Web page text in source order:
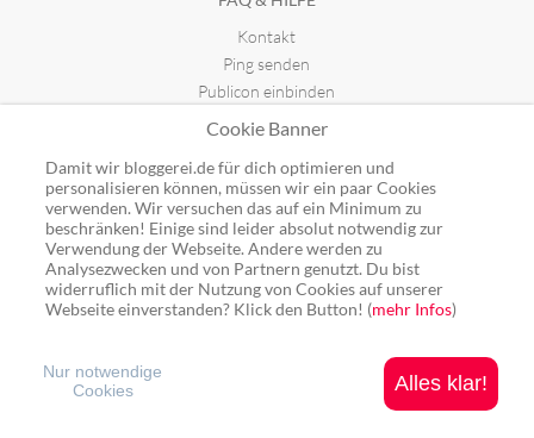
Kontakt
Ping senden
Publicon einbinden
GUTSCHEINE
Top-Gutscheine
Alle Shops
Ping: http://rpc.bloggerei.de/ping/ (*nur für angemeldete Blogs)
Cookie Banner
Damit wir bloggerei.de für dich optimieren und
personalisieren können, müssen wir ein paar Cookies
verwenden. Wir versuchen das auf ein Minimum zu
beschränken! Einige sind leider absolut notwendig zur
Verwendung der Webseite. Andere werden zu
Analysezwecken und von Partnern genutzt. Du bist
widerruflich mit der Nutzung von Cookies auf unserer
Webseite einverstanden? Klick den Button! (mehr Infos)
Alles klar!
Nur notwendige
Cookies